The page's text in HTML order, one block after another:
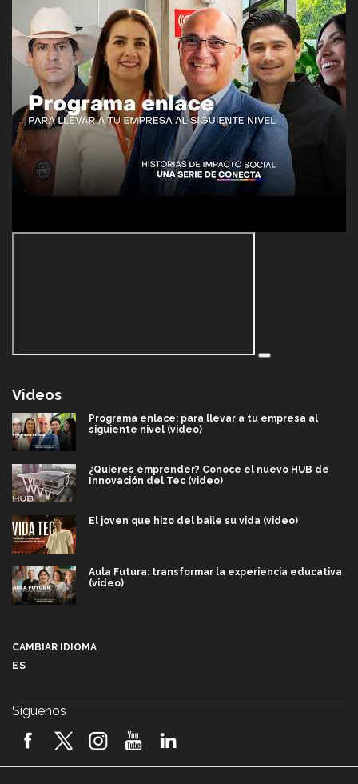
Videos
Programa enlace: para llevar a tu empresa al
siguiente nivel (video)
¿Quieres emprender? Conoce el nuevo HUB de
Innovación del Tec (video)
El joven que hizo del baile su vida (video)
Aula Futura: transformar la experiencia educativa
(video)
2026! (video)
CAMBIAR IDIOMA
ES
Síguenos